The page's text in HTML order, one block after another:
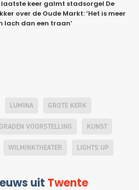
laatste keer galmt stadsorgel De
over de Oude Markt: ‘Het is meer
lach dan een traan’
LUMINA GROTE KERK
VOORSTELLING KUNST
WILMINKTHEATER LIGHTS UP
uit Twente